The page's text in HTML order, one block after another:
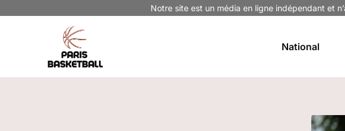
Notre site est un média en ligne indépendant et
National